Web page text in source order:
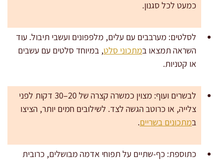
כמעט לכל סגנון.
לסלטים: מערבבים עם עלים, מלפפונים ועשבי תיבול. עוד
השראה תמצאו במתכוני סלט, במיוחד סלטים עם עשבים
או קטניות.
לבשרים ועוף: מצוין כמשרה קצרה של 20–30 דקות לפני
צלייה, או כרוטב הגשה לצד. לשילובים חמים יותר, הציצו
במתכונים בשריים.
כתוספת: כף-שתיים על תפוחי אדמה מבושלים, כרובית